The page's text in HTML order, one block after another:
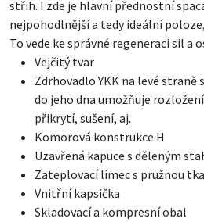
střih. I zde je hlavní přednostní
nejpohodlnější a tedy ideální
To vede ke správné regeneraci sil a
Vejčitý tvar
Zdrhovadlo YKK na levé straně
do jeho dna umožňuje
přikrytí, sušení, aj.
Komorová konstrukce H
Uzavřená kapuce s děleným
Zateplovací límec s pružnou
Vnitřní kapsička
Skladovací a kompresní obal